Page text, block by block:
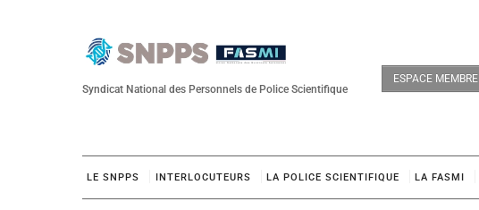
Syndicat National des Personnels de Police Scientifique
LE SNPPS INTERLOCUTEURS LA POLICE SCIENTIFIQUE LA FASMI
ESPACE MEMBRE